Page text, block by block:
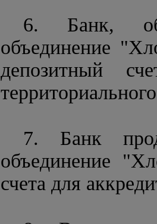
6. Банк,
объединение
депозитный
7. Банк
объединение
счета для